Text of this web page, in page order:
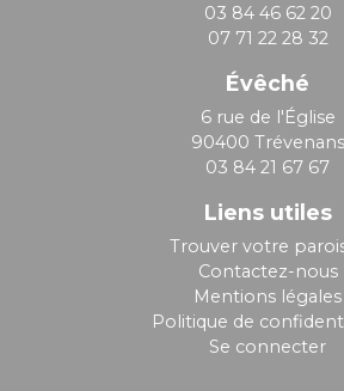
03 84 46 62 20
07 71 22 28 32
Évêché
6 rue de l'Église
90400 Trévenans
03 84 21 67 67
Liens utiles
Trouver votre
Contactez-nous
Mentions légales
Politique de
Se connecter